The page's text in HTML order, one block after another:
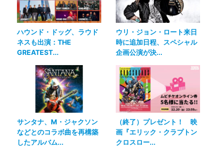
ハウンド・ドッグ、ラウド
ネスも出演：THE
GREATEST...
ウリ・ジョン・ロート来日
時に追加日程、スペシャル
企画公演が決...
サンタナ、M・ジャクソン
などとのコラボ曲を再構築
したアルバム...
（終了）プレゼント！ 映
画『エリック・クラプトン
クロスロー...